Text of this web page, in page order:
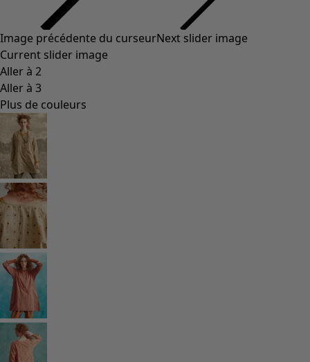
Styles de vétements
Vêtements en lin
Robes de style hippie
Grandes Tailles
À fleurs
Vêtements hippies
Une mode scandinave
Superpositions
À rayures
Des carreaux à foison
À pois
Vêtements bio
Un design suédois
Robes en jersey
Vêtements bohèmes
Des vêtements pour les soirées fraîches
Vêtements à motif
Coton
Coton biologique
Maillots de bain et vêtements de plage